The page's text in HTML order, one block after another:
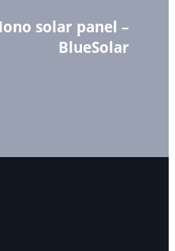
solar panel –
BlueSolar